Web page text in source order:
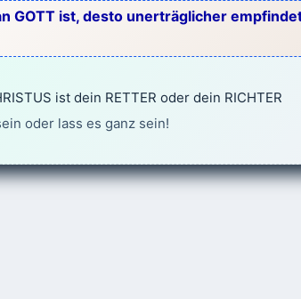
GOTT ist, desto unerträglicher
ist dein RETTER oder dein RICHTER
oder lass es ganz sein!